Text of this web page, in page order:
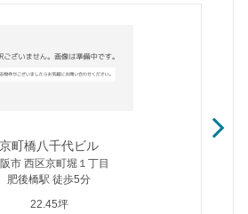
京町橋八千代ビル
市 西区京町堀１丁目
肥後橋駅 徒歩5分
22.45坪